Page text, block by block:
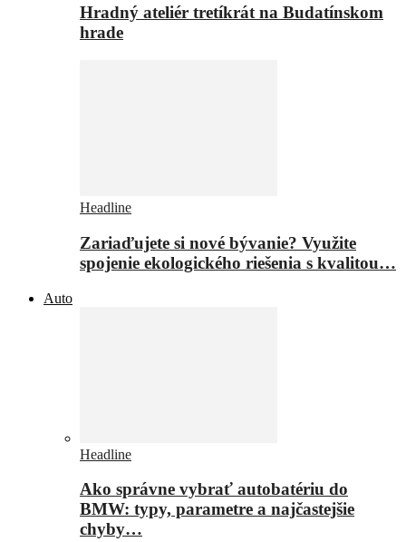
Hradný ateliér tretíkrát na Budatínskom
hrade
Headline
Zariaďujete si nové bývanie? Využite
spojenie ekologického riešenia s kvalitou…
Auto
Headline
Ako správne vybrať autobatériu do
BMW: typy, parametre a najčastejšie
chyby…